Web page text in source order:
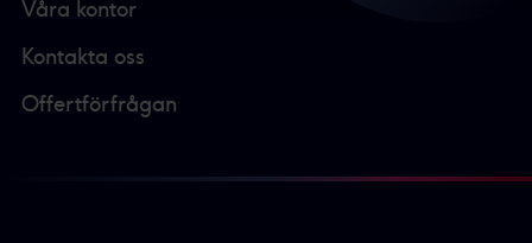
till de rättigheter du har som individ. Du kan när som
helst ändra dina preferenser genom att klicka på den lilla
Våra kontor
Kontakta oss
Offertförfrågan